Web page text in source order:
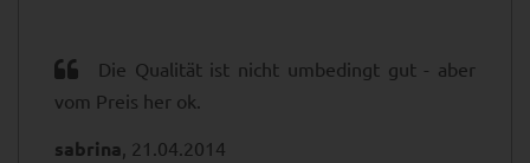
Die Qualität ist nicht umbedingt gut - aber
vom Preis her ok.
sabrina, 21.04.2014